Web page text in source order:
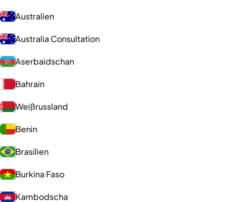
Australien
Australia Consultation
Aserbaidschan
Bahrain
Weißrussland
Benin
Brasilien
Burkina Faso
Kambodscha